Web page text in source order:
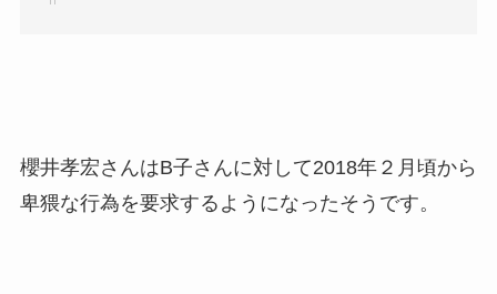
櫻井孝宏さんはB子さんに対して2018年２月頃から
卑猥な行為を要求するようになったそうです。